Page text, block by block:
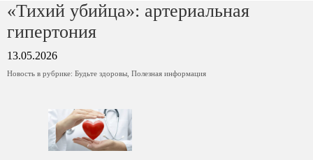
«Тихий убийца»: артериальная
гипертония
13.05.2026
Новость в рубрике: Будьте здоровы Полезная информация